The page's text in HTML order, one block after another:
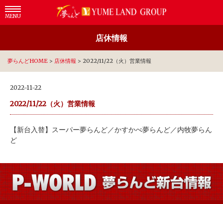
MENU
店休情報
夢らんどHOME > 店休情報 > 2022/11/22（火）営業情報
2022-11-22
2022/11/22（火）営業情報
【新台入替】スーパー夢らんど／かすかべ夢らんど／内牧夢らん
ど